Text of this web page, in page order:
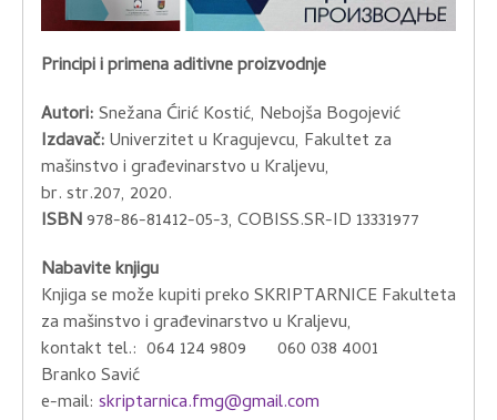
Principi i primena aditivne proizvodnje
Autori:Snežana Ćirić Kostić, Nebojša Bogojević
Izdavač:Univerzitet u Kragujevcu, Fakultet za
mašinstvo i građevinarstvo u Kraljevu,
br. str.207, 2020.
ISBN978-86-81412-05-3, COBISS.SR-ID 13331977
Nabavite knjigu
Knjiga se može kupiti preko SKRIPTARNICE Fakulteta
za mašinstvo i građevinarstvo u Kraljevu,
kontakt tel.: 064 124 9809 060 038 4001
Branko Savić
e-mail: skriptarnica.fmg@gmail.com